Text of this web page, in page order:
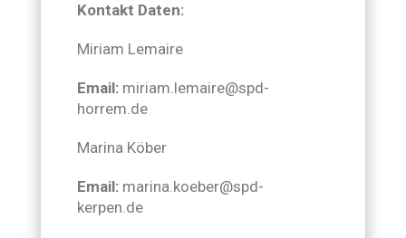
Kontakt Daten:
Miriam Lemaire
Email:miriam.lemaire@spd-
horrem.de
Marina Köber
Email:marina.koeber@spd-
kerpen.de